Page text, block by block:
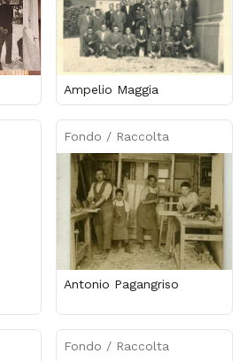
Ampelio Maggia
Fondo / Raccolta
Antonio Pagangriso
Fondo / Raccolta